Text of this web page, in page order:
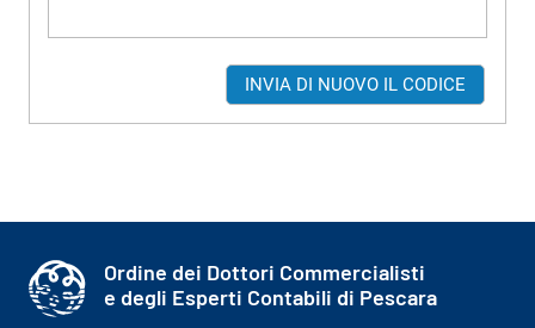
Ordine dei Dottori Commercialisti
e degli Esperti Contabili di Pescara